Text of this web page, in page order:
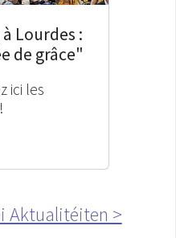
Lourdes :
de grâce"
ici les
Aktualitéiten >